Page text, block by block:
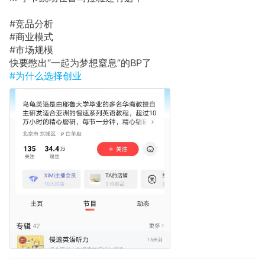
#竞品分析
#商业模式
#市场规模
快要憋出“一起为梦想窒息”的BP了
#为什么选择创业